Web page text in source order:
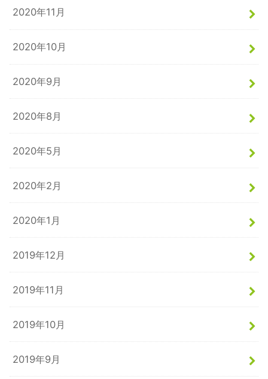
2020年11月
2020年10月
2020年9月
2020年8月
2020年5月
2020年2月
2020年1月
2019年12月
2019年11月
2019年10月
2019年9月